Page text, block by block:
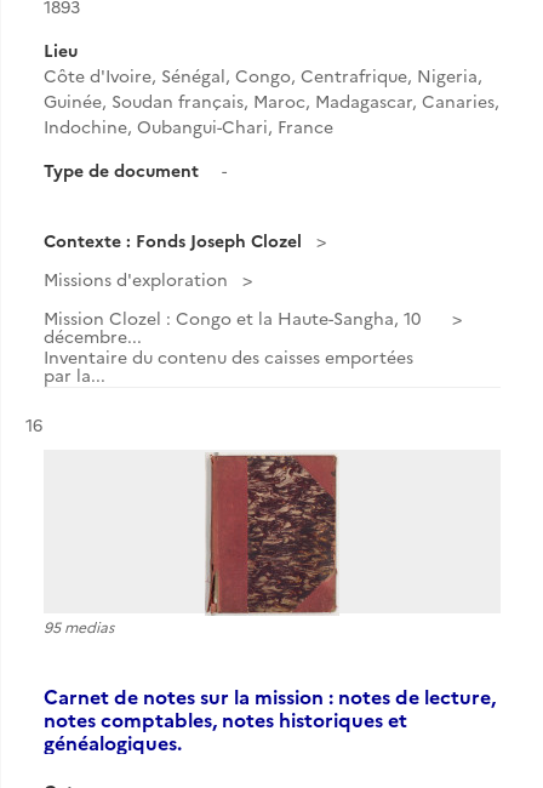
1893
Lieu
Côte d'Ivoire, Sénégal, Congo, Centrafrique, Nigeria,
Guinée, Soudan français, Maroc, Madagascar, Canaries,
Indochine, Oubangui-Chari, France
Type de document
-
Contexte : Fonds Joseph Clozel
Missions d'exploration
Mission Clozel : Congo et la Haute-Sangha, 10
décembre...
Inventaire du contenu des caisses emportées
par la...
Résultat n°
16
95 medias
Carnet de notes sur la mission : notes de lecture,
notes comptables, notes historiques et
généalogiques.